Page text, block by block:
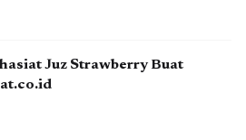
Juz Strawberry Buat